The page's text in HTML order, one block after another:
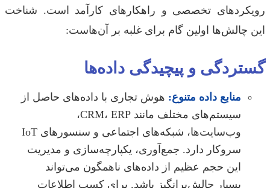
تخصصی و راهکارهای کارآمد است. شناخت
چالش‌ها اولین گام برای غلبه بر آن‌هاست:
و پیچیدگی داده‌ها
منابع داده متنوع:هوش تجاری با داده‌های حاصل از
سیستم‌های مختلف مانند CRM، ERP،
وب‌سایت‌ها، شبکه‌های اجتماعی و سنسورهای IoT
سروکار دارد. جمع‌آوری، یکپارچه‌سازی و مدیریت
این حجم عظیم از داده‌های ناهمگون می‌تواند
بسیار چالش‌برانگیز باشد. برای کسب اطلاعات